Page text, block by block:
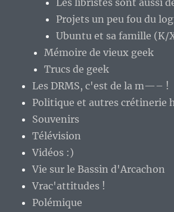
Les libristes sont aussi
Projets un peu fou du
Ubuntu et sa famille (K/
Mémoire de vieux geek
Trucs de geek
Les DRMS, c'est de la m—– !
Politique et autres crétinerie
Souvenirs
Télévision
Vidéos :)
Vie sur le Bassin d'Arcachon
Vrac'attitudes !
Polémique